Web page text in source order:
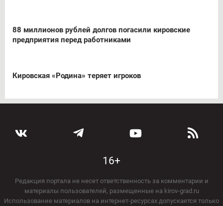
88 миллионов рублей долгов погасили кировские
предприятия перед работниками
Кировская «Родина» теряет игроков
16+
Редакция портала не несет ответственность за комментарии и
материалы пользователей, размещенные на kirov-grad.ru
Использование материалов на интернет-ресурсах допускается только